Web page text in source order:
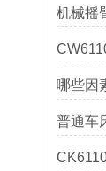
机械摇
普通车